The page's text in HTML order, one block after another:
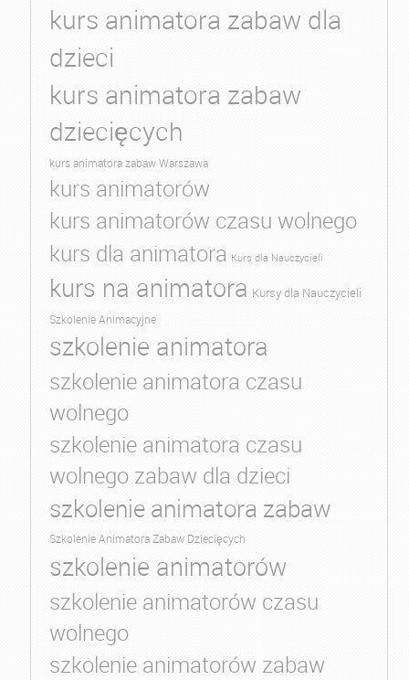
kurs animatora zabaw dla
dzieci
kurs animatora zabaw
dziecięcych
kurs animatora zabaw Warszawa
kurs animatorów
kurs animatorów czasu wolnego
kurs dla animatora Kurs dla Nauczycieli
kurs na animatora Kursy dla Nauczycieli
Szkolenie Animacyjne
szkolenie animatora
szkolenie animatora czasu
wolnego
szkolenie animatora czasu
wolnego zabaw dla dzieci
szkolenie animatora zabaw
Szkolenie Animatora Zabaw Dziecięcych
szkolenie animatorów
szkolenie animatorów czasu
wolnego
szkolenie animatorów zabaw